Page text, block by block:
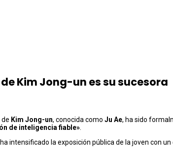
Kim Jong-un es su sucesora
Kim Jong-un, conocida como Ju Ae, ha sido
de inteligencia fiable»
ha intensificado la exposición pública de la joven con